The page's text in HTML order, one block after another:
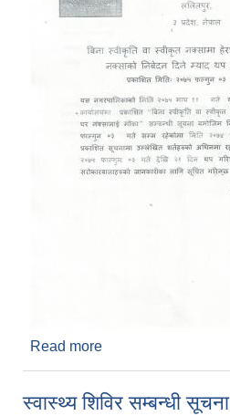
Read more
स्वास्थ्य शिविर सम्बन्धी सूचना